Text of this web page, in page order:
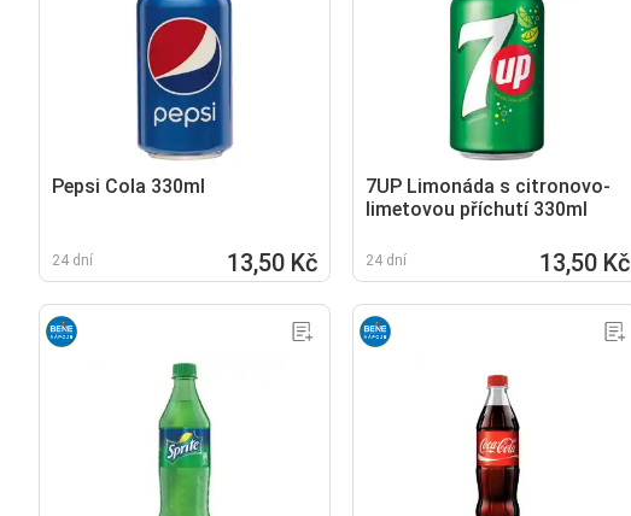
Pepsi Cola 330ml
24 dní 13,50 Kč
7UP Limonáda s citronovo-
limetovou příchutí 330ml
24 dní 13,50 Kč